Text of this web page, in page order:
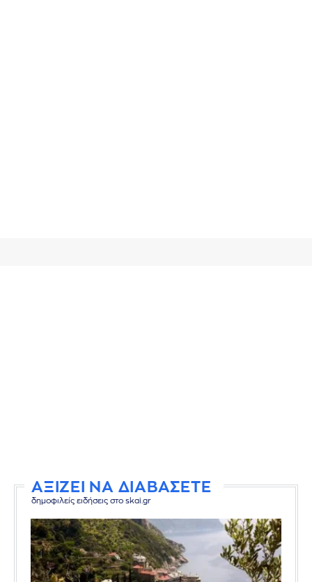
ΑΞΙΖΕΙ ΝΑ ΔΙΑΒΑΣΕΤΕ
δημοφιλείς ειδήσεις στο skai.gr